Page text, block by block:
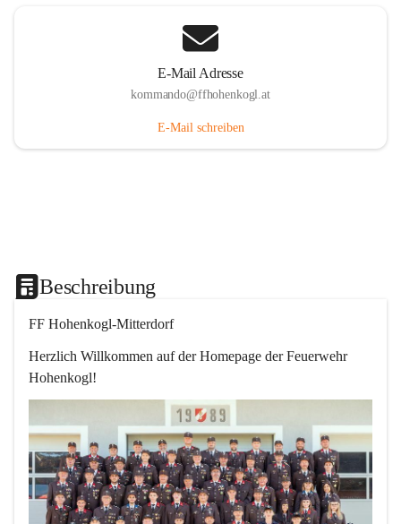
E-Mail Adresse
kommando@ffhohenkogl.at
E-Mail schreiben
Beschreibung
FF Hohenkogl-Mitterdorf
Herzlich Willkommen auf der Homepage der Feuerwehr
Hohenkogl!